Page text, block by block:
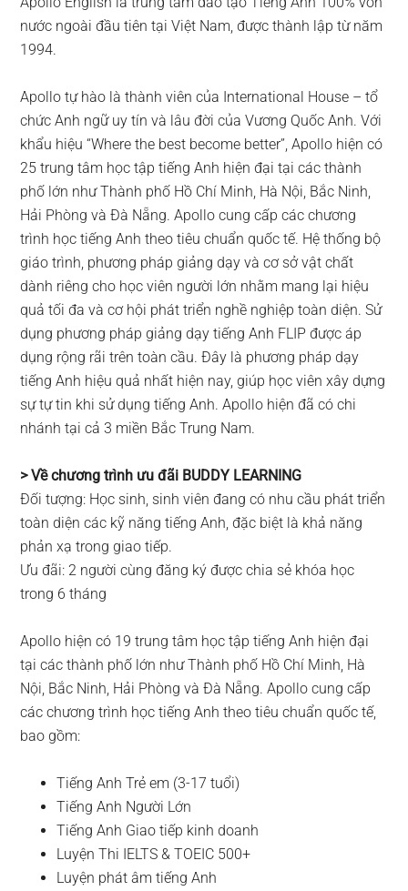
nước ngoài đầu tiên tại Việt Nam, được thành lập từ năm
1994.
Apollo tự hào là thành viên của International House – tổ
chức Anh ngữ uy tín và lâu đời của Vương Quốc Anh. Với
khẩu hiệu “Where the best become better”, Apollo hiện có
25 trung tâm học tập tiếng Anh hiện đại tại các thành
phố lớn như Thành phố Hồ Chí Minh, Hà Nội, Bắc Ninh,
Hải Phòng và Đà Nẵng. Apollo cung cấp các chương
trình học tiếng Anh theo tiêu chuẩn quốc tế. Hệ thống bộ
giáo trình, phương pháp giảng dạy và cơ sở vật chất
dành riêng cho học viên người lớn nhằm mang lại hiệu
quả tối đa và cơ hội phát triển nghề nghiệp toàn diện. Sử
dụng phương pháp giảng dạy tiếng Anh FLIP được áp
dụng rộng rãi trên toàn cầu. Đây là phương pháp dạy
tiếng Anh hiệu quả nhất hiện nay, giúp học viên xây dựng
sự tự tin khi sử dụng tiếng Anh. Apollo hiện đã có chi
nhánh tại cả 3 miền Bắc Trung Nam.
> Về chương trình ưu đãi BUDDY LEARNING
Đối tượng: Học sinh, sinh viên đang có nhu cầu phát triển
toàn diện các kỹ năng tiếng Anh, đặc biệt là khả năng
phản xạ trong giao tiếp.
Ưu đãi: 2 người cùng đăng ký được chia sẻ khóa học
trong 6 tháng
Apollo hiện có 19 trung tâm học tập tiếng Anh hiện đại
tại các thành phố lớn như Thành phố Hồ Chí Minh, Hà
Nội, Bắc Ninh, Hải Phòng và Đà Nẵng. Apollo cung cấp
các chương trình học tiếng Anh theo tiêu chuẩn quốc tế,
bao gồm:
Tiếng Anh Trẻ em (3-17 tuổi)
Tiếng Anh Người Lớn
Tiếng Anh Giao tiếp kinh doanh
Luyện Thi IELTS & TOEIC 500+
Luyện phát âm tiếng Anh